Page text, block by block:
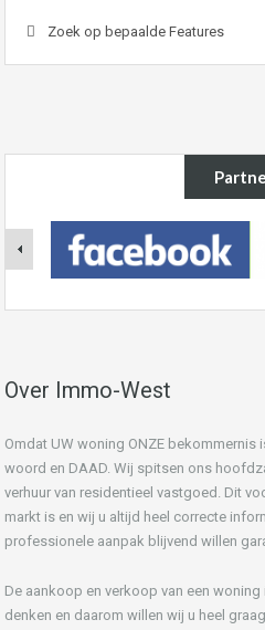
Zoek op bepaalde Features
Over Immo-West
Omdat UW woning ONZE bekommernis
woord en DAAD. Wij spitsen ons
verhuur van residentieel vastgoed. Dit
markt is en wij u altijd heel correcte
professionele aanpak blijvend willen
De aankoop en verkoop van een
denken en daarom willen wij u heel